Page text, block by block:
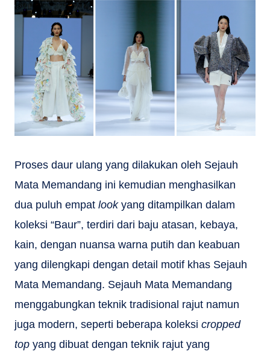
Proses daur ulang yang dilakukan oleh Sejauh
Mata Memandang ini kemudian menghasilkan
dua puluh empat lookyang ditampilkan dalam
koleksi “Baur”, terdiri dari baju atasan, kebaya,
kain, dengan nuansa warna putih dan keabuan
yang dilengkapi dengan detail motif khas Sejauh
Mata Memandang. Sejauh Mata Memandang
menggabungkan teknik tradisional rajut namun
juga modern, seperti beberapa koleksi cropped
top yang dibuat dengan teknik rajut yang